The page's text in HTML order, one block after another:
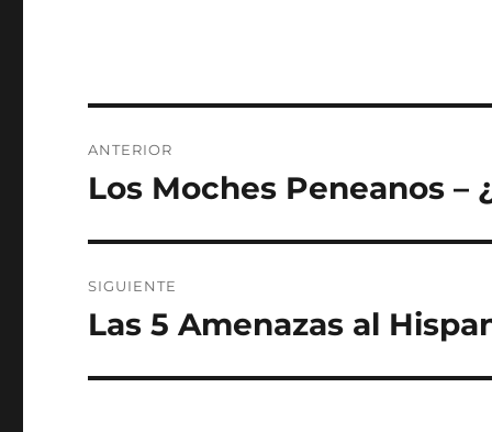
de
ANTERIOR
Entrada
Los Moches Peneanos –
SIGUIENTE
Entrada
Las 5 Amenazas al